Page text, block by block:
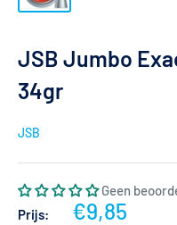
JSB Jumbo
34gr
JSB
Geen
Prijs:
Actieprijs
€9,85